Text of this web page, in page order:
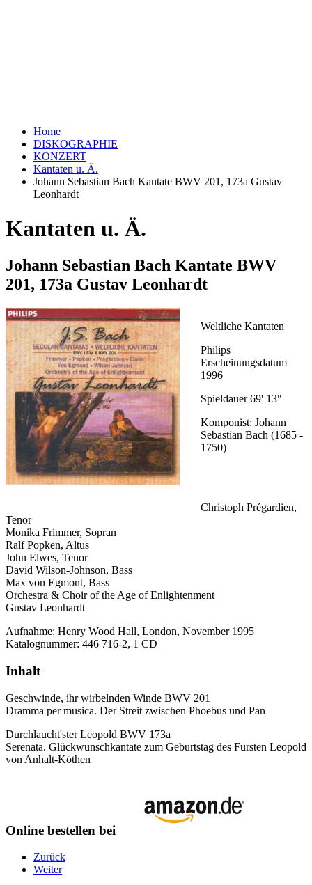
Home
DISKOGRAPHIE
KONZERT
Kantaten u. Ä.
Johann Sebastian Bach Kantate BWV 201, 173a Gustav
Leonhardt
Kantaten u. Ä.
Johann Sebastian Bach Kantate BWV
201, 173a Gustav Leonhardt
Weltliche Kantaten
Philips
Erscheinungsdatum
1996
Spieldauer 69' 13"
Komponist: Johann
Sebastian Bach (1685 -
1750)
Christoph Prégardien,
Tenor
Monika Frimmer, Sopran
Ralf Popken, Altus
John Elwes, Tenor
David Wilson-Johnson, Bass
Max von Egmont, Bass
Orchestra & Choir of the Age of Enlightenment
Gustav Leonhardt
Aufnahme: Henry Wood Hall, London, November 1995
Katalognummer: 446 716-2, 1 CD
Inhalt
Geschwinde, ihr wirbelnden Winde BWV 201
Dramma per musica. Der Streit zwischen Phoebus und Pan
Durchlaucht'ster Leopold BWV 173a
Serenata. Glückwunschkantate zum Geburtstag des Fürsten Leopold
von Anhalt-Köthen
Online bestellen bei
Zurück
Weiter